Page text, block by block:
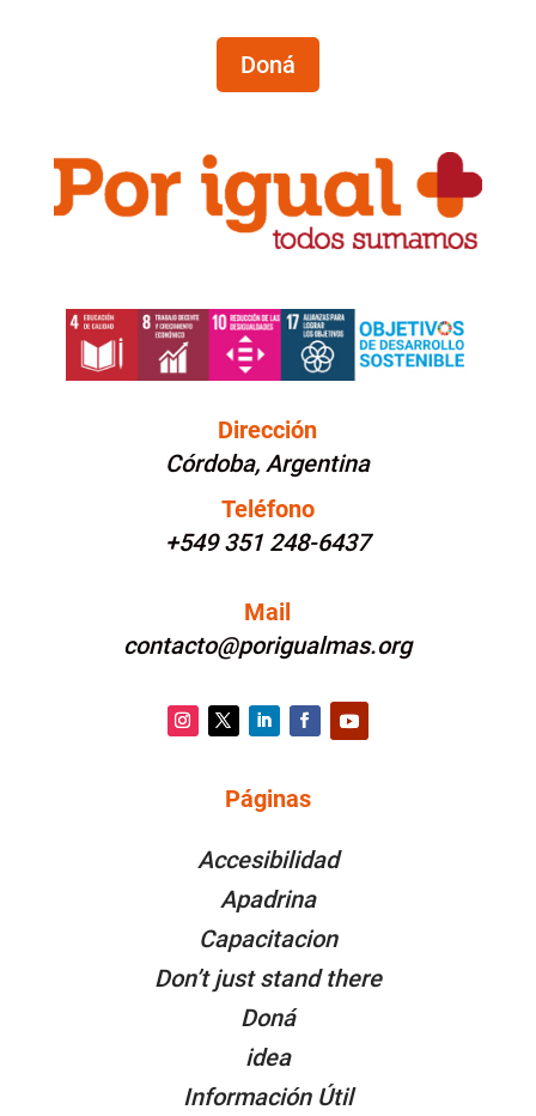
Doná
Dirección
Córdoba, Argentina
Teléfono
+549 351 248-6437
Mail
contacto@porigualmas.org
Facebook
Páginas
Accesibilidad
Apadrina
Capacitacion
Don’t just stand there
Doná
idea
Información Útil